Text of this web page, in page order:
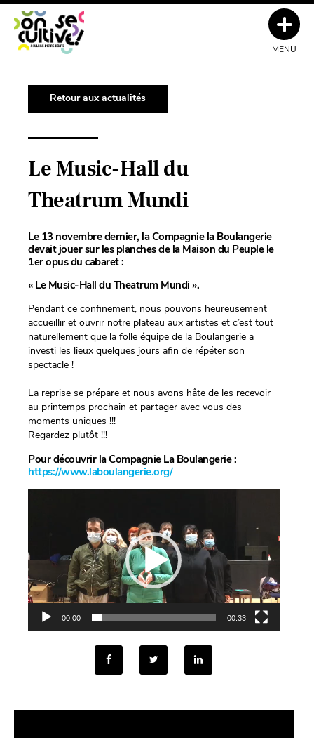
Retour aux actualités
Le Music-Hall du
Theatrum Mundi
Le 13 novembre dernier, la Compagnie la Boulangerie
devait jouer sur les planches de la Maison du Peuple le
1er opus du cabaret :
« Le Music-Hall du Theatrum Mundi ».
Pendant ce confinement, nous pouvons heureusement
accueillir et ouvrir notre plateau aux artistes et c’est tout
naturellement que la folle équipe de la Boulangerie a
investi les lieux quelques jours afin de répéter son
spectacle !
La reprise se prépare et nous avons hâte de les recevoir
au printemps prochain et partager avec vous des
moments uniques !!!
Regardez plutôt !!!
Pour découvrir la Compagnie La Boulangerie :
https://www.laboulangerie.org/
00:00 00:33
MENU